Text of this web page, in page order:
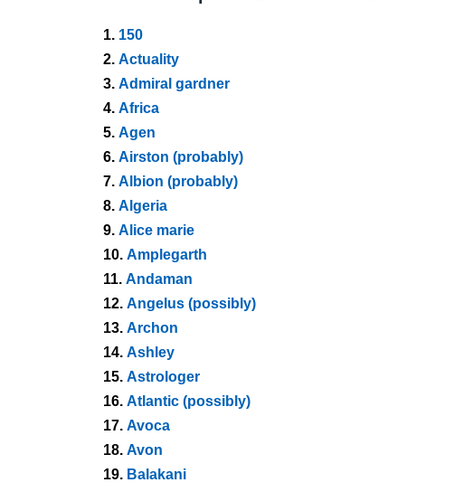
1. 150
2. Actuality
3. Admiral gardner
4. Africa
5. Agen
6. Airston (probably)
7. Albion (probably)
8. Algeria
9. Alice marie
10. Amplegarth
11. Andaman
12. Angelus (possibly)
13. Archon
14. Ashley
15. Astrologer
16. Atlantic (possibly)
17. Avoca
18. Avon
19. Balakani